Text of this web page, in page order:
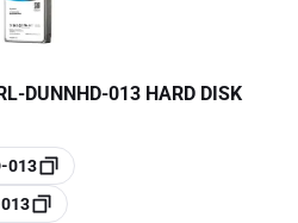
-DUNNHD-013 HARD DISK
013